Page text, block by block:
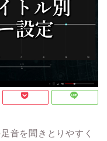
音を聞きとりやすく